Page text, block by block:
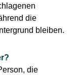
die
bleiben.
die